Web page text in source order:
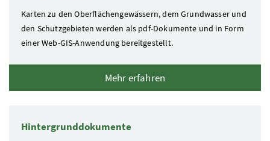
Karten zu den Oberflächengewässern, dem Grundwasser und
den Schutzgebieten werden als pdf-Dokumente und in Form
einer Web-GIS-Anwendung bereitgestellt.
Mehr erfahren
Hintergrunddokumente